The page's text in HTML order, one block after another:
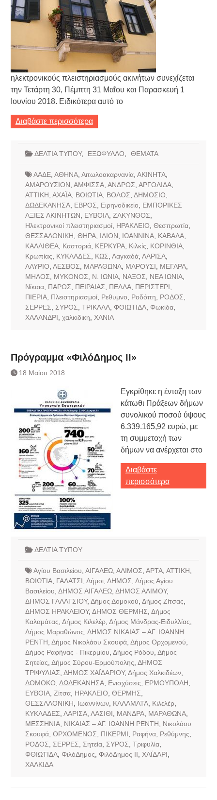
ηλεκτρονικούς πλειστηριασμούς ακινήτων συνεχίζεται
την Τετάρτη 30, Πέμπτη 31 Μαΐου και Παρασκευή 1
Ιουνίου 2018. Ειδικότερα αυτό το
Διαβάστε περισσότερα
ΔΕΛΤΙΑ ΤΥΠΟΥ, ΕΞΩΦΥΛΛΟ ΘΕΜΑΤΑ
ΑΑΔΕ, ΑΘΗΝΑ, Αιτωλοακαρνανία, ΑΚΙΝΗΤΑ,
ΑΜΑΡΟΥΣΙΟΝ ΑΜΦΙΣΣΑ, ΑΝΔΡΟΣ ΑΡΓΟΛΙΔΑ,
ΑΤΤΙΚΗ ΑΧΑΪΑ, ΒΟΙΩΤΙΑ, ΒΟΛΟΣ ΔΗΜΟΣΙΟ
ΔΩΔΕΚΑΝΗΣΑ, ΕΒΡΟΣ Ειρηνοδικείο
ΕΜΠΟΡΙΚΕΣ
ΑΞΙΕΣ ΑΚΙΝΗΤΩΝ
ΕΥΒΟΙΑ, ΖΑΚΥΝΘΟΣ
Ηλεκτρονικοί πλειστηριασμοί, ΗΡΑΚΛΕΙΟ Θεσπρωτία,
ΘΕΣΣΑΛΟΝΙΚΗ ΘΗΡΑ, ΙΛΙΟΝ ΙΩΑΝΝΙΝΑ, ΚΑΒΑΛΑ,
ΚΑΛΛΙΘΕΑ, Καστοριά, ΚΕΡΚΥΡΑ, Κιλκίς ΚΟΡΙΝΘΙΑ,
Κρωπίας
ΚΥΚΛΑΔΕΣ ΚΩΣ Λαγκαδά, ΛΑΡΙΣΑ,
ΛΑΥΡΙΟ ΛΕΣΒΟΣ ΜΑΡΑΘΩΝΑ, ΜΑΡΟΥΣΙ ΜΕΓΑΡΑ,
ΜΗΛΟΣ
ΜΥΚΟΝΟΣ Ν. ΙΩΝΙΑ, ΝΑΞΟΣ ΝΕΑ ΙΩΝΙΑ,
Νίκαια, ΠΑΡΟΣ ΠΕΙΡΑΙΑΣ ΠΕΛΛΑ, ΠΕΡΙΣΤΕΡΙ
ΠΙΕΡΙΑ, Πλειστηριασμοί, Ρεθυμνο Ροδόπη ΡΟΔΟΣ
ΣΕΡΡΕΣ
ΣΥΡΟΣ ΤΡΙΚΑΛΑ, ΦΘΙΩΤΙΔΑ, Φωκίδα,
ΧΑΛΑΝΔΡΙ χαλκιδικη ΧΑΝΙΑ
Πρόγραμμα «ΦιλόΔημος II»
18 Μαΐου 2018
Εγκρίθηκε η ένταξη των
κάτωθι Πράξεων δήμων
συνολικού ποσού ύψους
6.339.165,92 ευρώ, με
τη συμμετοχή των
δήμων να ανέρχεται στο
Διαβάστε
περισσότερα
ΔΕΛΤΙΑ ΤΥΠΟΥ
Αγίου Βασιλείου ΑΙΓΑΛΕΩ, ΑΛΙΜΟΣ ΑΡΤΑ, ΑΤΤΙΚΗ
ΒΟΙΩΤΙΑ, ΓΑΛΑΤΣΙ Δήμοι, ΔΗΜΟΣ Δήμος Αγίου
Βασιλείου ΔΗΜΟΣ ΑΙΓΑΛΕΩ, ΔΗΜΟΣ ΑΛΙΜΟΥ,
ΔΗΜΟΣ ΓΑΛΑΤΣΙΟΥ, Δήμος Δομοκού Δήμος Ζίτσας
ΔΗΜΟΣ ΗΡΑΚΛΕΙΟΥ, ΔΗΜΟΣ ΘΕΡΜΗΣ Δήμος
Καλαμάτας Δήμος Κιλελέρ, Δήμος Μάνδρας-Ειδυλλίας
Δήμος Μαραθώνος ΔΗΜΟΣ ΝΙΚΑΙΑΣ – ΑΓ. ΙΩΑΝΝΗ
ΡΕΝΤΗ Δήμος Νικολάου Σκουφά, Δήμος Ορχομενού
Δήμος Ραφήνας - Πικερμίου Δήμος Ρόδου Δήμος
Σητείας Δήμος Σύρου-Ερμούπολης ΔΗΜΟΣ
ΤΡΙΦΥΛΙΑΣ ΔΗΜΟΣ ΧΑΪΔΑΡΙΟΥ, Δήμος Χαλκιδέων,
ΔΟΜΟΚΟ ΔΩΔΕΚΑΝΗΣΑ, Ενισχύσεις ΕΡΜΟΥΠΟΛΗ
ΕΥΒΟΙΑ, Ζίτσα, ΗΡΑΚΛΕΙΟ ΘΕΡΜΗΣ
ΘΕΣΣΑΛΟΝΙΚΗ
Ιωαννίνων, ΚΑΛΑΜΑΤΑ, Κιλελέρ,
ΚΥΚΛΑΔΕΣ ΛΑΡΙΣΑ, ΛΑΣΙΘΙ ΜΑΝΔΡΑ, ΜΑΡΑΘΩΝΑ,
ΜΕΣΣΗΝΙΑ, ΝΙΚΑΙΑΣ – ΑΓ. ΙΩΑΝΝΗ ΡΕΝΤΗ
Νικολάου
Σκουφά, ΟΡΧΟΜΕΝΟΣ ΠΙΚΕΡΜΙ Ραφήνα, Ρεθύμνης
ΡΟΔΟΣ
ΣΕΡΡΕΣ Σητεία, ΣΥΡΟΣ Τριφυλία,
ΦΘΙΩΤΙΔΑ, ΦιλόΔημος ΦιλόΔημος ΙΙ ΧΑΪΔΑΡΙ
ΧΑΛΚΙΔΑ